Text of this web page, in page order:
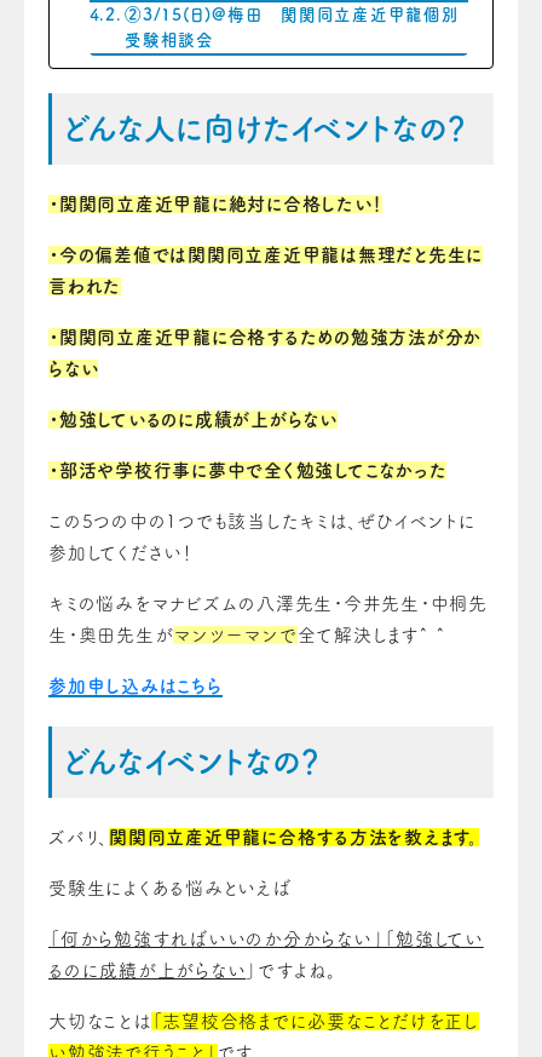
②3/15(日)@梅田 関関同立産近甲龍個別
受験相談会
どんな人に向けたイベントなの？
・関関同立産近甲龍に絶対に合格したい！
・今の偏差値では関関同立産近甲龍は無理だと先生に
言われた
・関関同立産近甲龍に合格するための勉強方法が分か
らない
・勉強しているのに成績が上がらない
・部活や学校行事に夢中で全く勉強してこなかった
この5つの中の1つでも該当したキミは、ぜひイベントに
参加してください！
キミの悩みをマナビズムの八澤先生・今井先生・中桐先
生・奥田先生がマンツーマンで 全て解決します^ ^
参加申し込みはこちら
どんなイベントなの？
ズバリ、 関関同立産近甲龍 に合格する方法を教えます。
受験生によくある悩みといえば
「何から勉強すればいいのか分からない」「勉強してい
るのに成績が上がらない 」ですよね。
大切なことは 「志望校合格までに必要なことだけを正し
い勉強法で行うこと」 です。